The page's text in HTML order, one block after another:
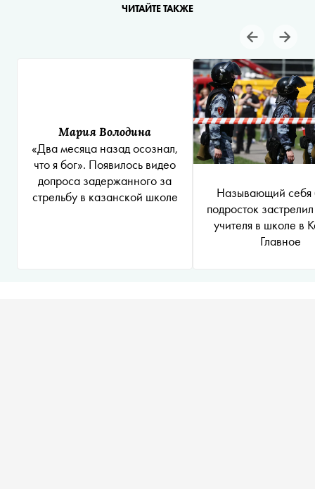
ЧИТАЙТЕ ТАКЖЕ
Мария Володина
«Два месяца назад осознал,
что я бог». Появилось видео
допроса задержанного за
стрельбу в казанской школе
Называющий себя
подросток
учителя в школе в
Главное